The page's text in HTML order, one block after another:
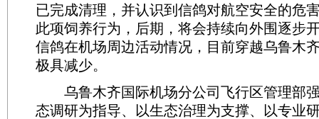
已完成清理，并认识到信鸽对航空安全的危
此项饲养行为，后期，将会持续向外围逐步
信鸽在机场周边活动情况，目前穿越乌鲁木
极具减少。
乌鲁木齐国际机场分公司飞行区管理部
态调研为指导、以生态治理为支撑、以专业